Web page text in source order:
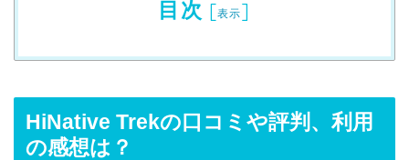
目次 [表示]
HiNative Trekの口コミや評判、利用
の感想は？